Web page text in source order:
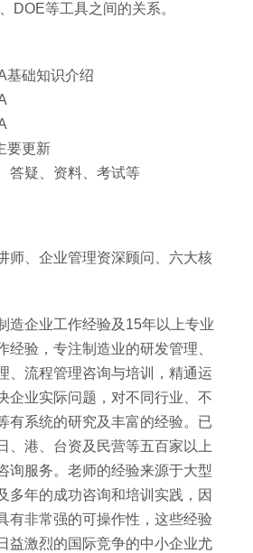
DOE等工具之间的关系。
基础知识介绍
要更新
答疑、资料、考试等
师、企业管理资深顾问、六大核
造企业工作经验及15年以上专业
经验，专注制造业的研发管理、
、流程管理咨询与培训，精通运
企业实际问题，对不同行业、不
有系统的研究及丰富的经验。已
、港、台资及民营等五百家以上
询服务。老师的经验来源于大型
多年的成功咨询和培训实践，因
有非常强的可操作性，这些经验
益激烈的国际竞争的中小企业尤